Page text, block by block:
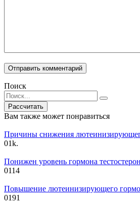
Поиск
Search
for:
Вам также может понравиться
Причины снижения
01k.
Понижен уровень гормона
0114
Повышение лютеинизирующего
0191